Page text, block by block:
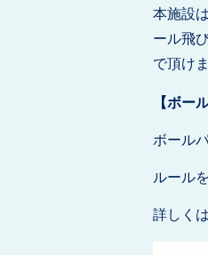
本施設
ール飛
で頂けま
【ボー
ボール
ルール
詳しく